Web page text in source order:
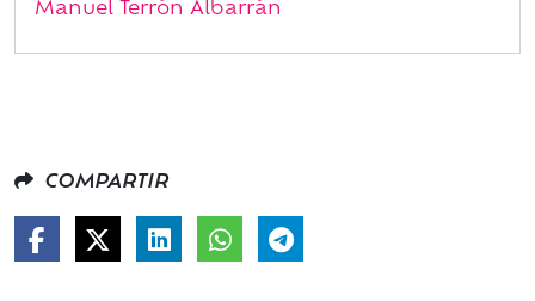
Manuel Terrón Albarrán
COMPARTIR